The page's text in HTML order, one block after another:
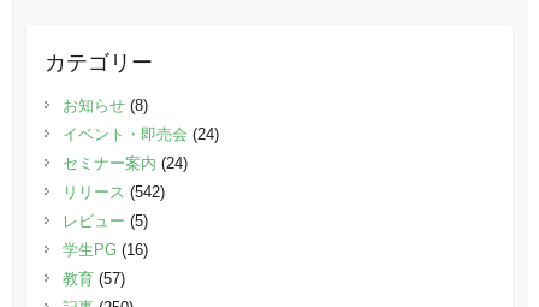
カテゴリー
お知らせ(8)
イベント・即売会 (24)
セミナー案内 (24)
リリース (542)
レビュー (5)
学生PG(16)
教育(57)